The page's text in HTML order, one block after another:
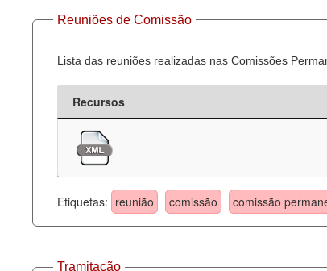
Reuniões de Comissão
Lista das reuniões realizadas nas Comissões
Recursos
Etiquetas: reunião comissão comissão
Tramitação